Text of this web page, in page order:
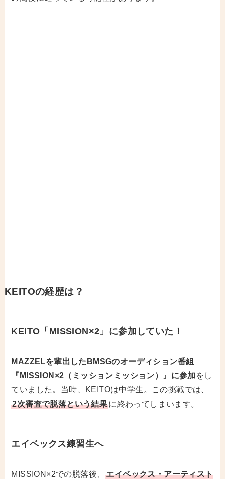
KEITOの経歴は？
KEITO「MISSION×2」に参加していた！
MAZZELを輩出したBMSGのオーディション番組
『MISSION×2（ミッションミッション）』に参加 をし
ていました。当時、KEITOは中学生。この挑戦では、
2次審査で脱落という結果に終わってしまいます。
エイベックス練習生へ
MISSION×2での脱落後、エイベックス・アーティスト